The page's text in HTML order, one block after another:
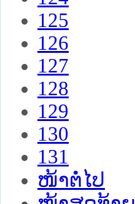
125
126
127
128
129
130
131
ໜ້າຕໍ່ໄປ